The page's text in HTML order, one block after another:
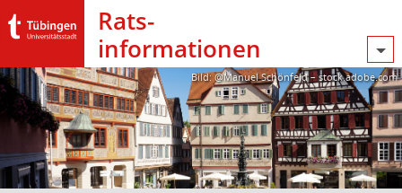
Rats­
informationen
Bild: @Manuel Schönfeld – stock.adobe.com